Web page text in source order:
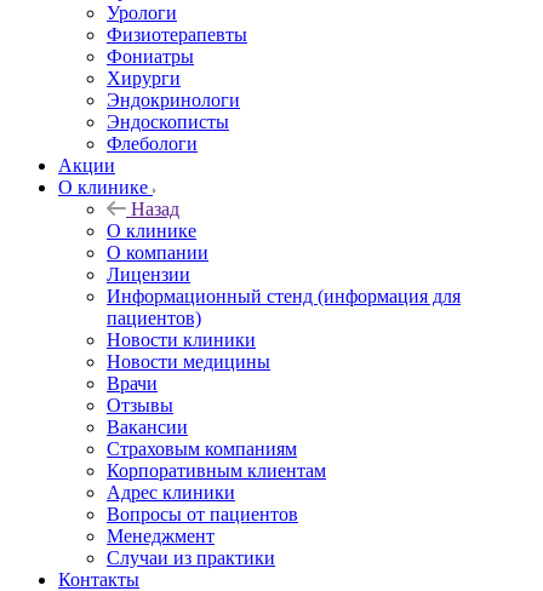
Урологи
Физиотерапевты
Фониатры
Хирурги
Эндокринологи
Эндоскописты
Флебологи
Акции
О клинике
Назад
О клинике
О компании
Лицензии
Информационный стенд (информация для
пациентов)
Новости клиники
Новости медицины
Врачи
Отзывы
Вакансии
Страховым компаниям
Корпоративным клиентам
Адрес клиники
Вопросы от пациентов
Менеджмент
Случаи из практики
Контакты